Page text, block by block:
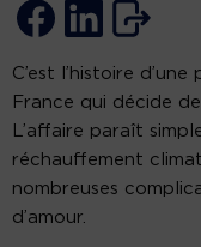
C’est l’histoire
France qui décide
L’affaire paraît
réchauffement
nombreuses
d’amour.